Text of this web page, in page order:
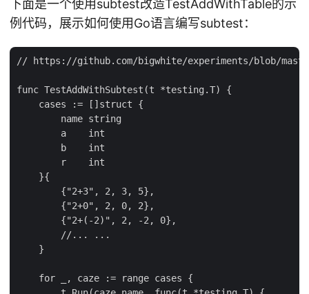
下面是一个使用subtest改造TestAddWithTable的示
例代码，展示如何使用Go语言编写subtest：
// https://github.com/bigwhite/experiments/blob/
func TestAddWithSubtest(t *testing.T) {
    cases := []struct {
        name string
        a    int
        b    int
        r    int
    }{
        {"2+3", 2, 3, 5},
        {"2+0", 2, 0, 2},
        {"2+(-2)", 2, -2, 0},
        //... ...
    }
    for _, caze := range cases {